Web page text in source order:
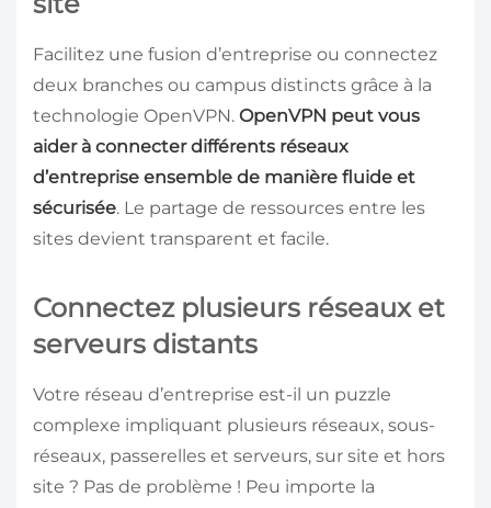
Facilitez une fusion d’entreprise ou connectez
deux branches ou campus distincts grâce à la
technologie OpenVPN. OpenVPN peut vous
aider à connecter différents réseaux
d’entreprise ensemble de manière fluide et
sécurisée. Le partage de ressources entre les
sites devient transparent et facile.
Connectez plusieurs réseaux et
serveurs distants
Votre réseau d’entreprise est-il un puzzle
complexe impliquant plusieurs réseaux, sous-
réseaux, passerelles et serveurs, sur site et hors
site ? Pas de problème ! Peu importe la